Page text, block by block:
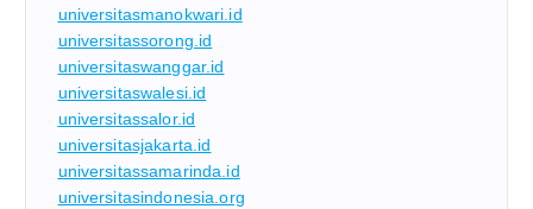
universitasmanokwari.id
universitassorong.id
universitaswanggar.id
universitaswalesi.id
universitassalor.id
universitasjakarta.id
universitassamarinda.id
universitasindonesia.org